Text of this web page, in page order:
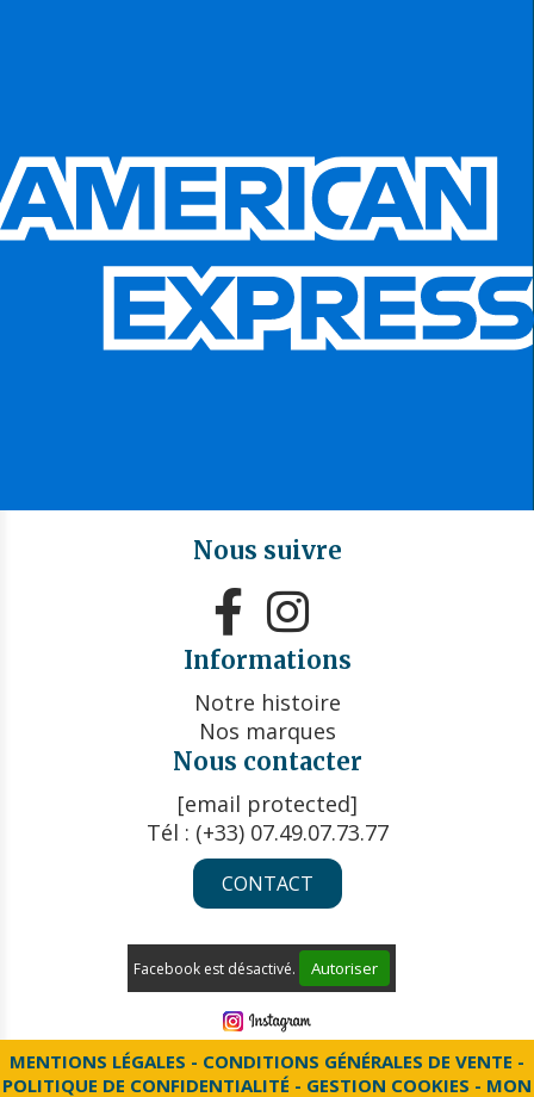
Nous suivre
 
Informations
Notre histoire
Nos marques
Nous contacter
[email protected]
Tél : (+33) 07.49.07.73.77
CONTACT
Facebook est désactivé. Autoriser
MENTIONS LÉGALES
CONDITIONS GÉNÉRALES DE VENTE
POLITIQUE DE CONFIDENTIALITÉ
GESTION COOKIES
MON